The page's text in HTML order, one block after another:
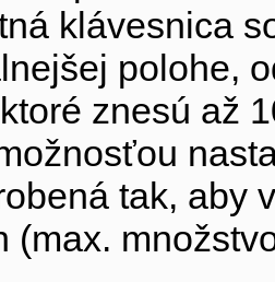
klávesnica
polohe,
znesú až
tak, aby
(max.